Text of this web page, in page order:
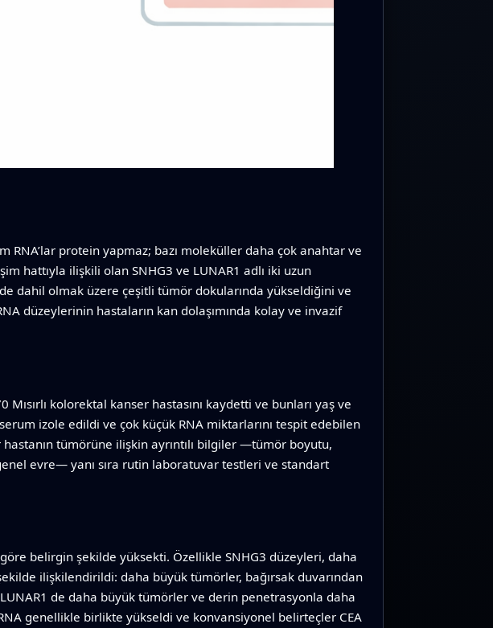
RNA’lar protein yapmaz; bazı moleküller daha çok anahtar ve
hattıyla ilişkili olan SNHG3 ve LUNAR1 adlı iki uzun
dahil olmak üzere çeşitli tümör dokularında yükseldiğini ve
düzeylerinin hastaların kan dolaşımında kolay ve invazif
kolorektal kanser hastasını kaydetti ve bunları yaş ve
izole edildi ve çok küçük RNA miktarlarını tespit edebilen
tümörüne ilişkin ayrıntılı bilgiler —tümör boyutu,
evre— yanı sıra rutin laboratuvar testleri ve standart
belirgin şekilde yüksekti. Özellikle SNHG3 düzeyleri, daha
ilişkilendirildi: daha büyük tümörler, bağırsak duvarından
de daha büyük tümörler ve derin penetrasyonla daha
genellikle birlikte yükseldi ve konvansiyonel belirteçler CEA